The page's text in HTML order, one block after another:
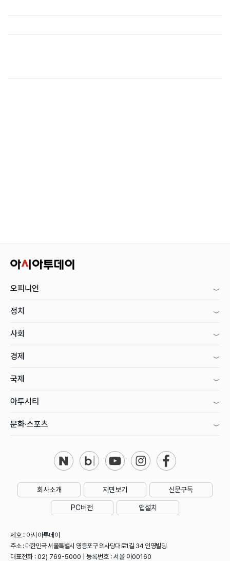
오피니언
정치
사회
경제
국제
아투시티
문화·스포츠
회사소개 지면보기 신문구독
PC버전 앱설치
제호 : 아시아투데이
주소 : 대한민국 서울특별시 영등포구 의사당대로1길 34 인영빌딩
대표전화 : 02) 769-5000 | 등록번호 : 서울 아00160